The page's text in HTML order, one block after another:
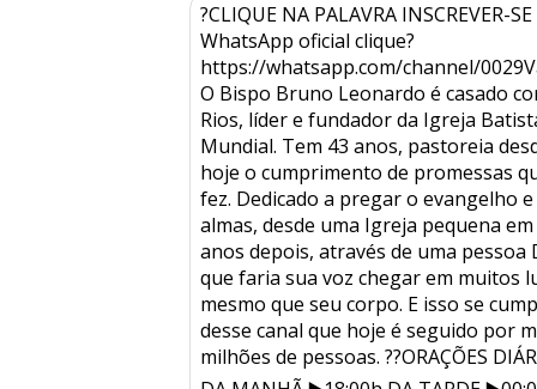
?CLIQUE NA PALAVRA INSCREVER-
WhatsApp oficial clique?
https://whatsapp.com/channel/
O Bispo Bruno Leonardo é casado
Rios, líder e fundador da Igreja
Mundial. Tem 43 anos, pastoreia
hoje o cumprimento de promessas
fez. Dedicado a pregar o evangelho
almas, desde uma Igreja pequena
anos depois, através de uma pessoa
que faria sua voz chegar em muitos
mesmo que seu corpo. E isso se
desse canal que hoje é seguido por
milhões de pessoas. ??ORAÇÕES